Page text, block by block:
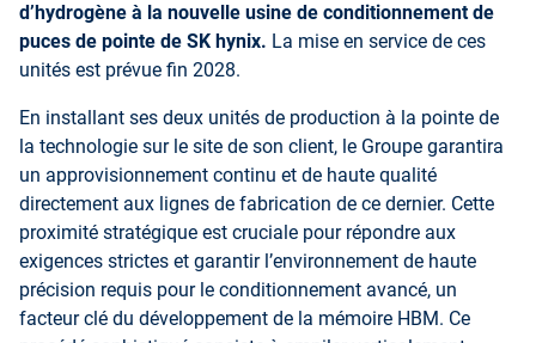
d’hydrogène à la nouvelle usine de conditionnement de
puces de pointe de SK hynix. La mise en service de ces
unités est prévue fin 2028.
En installant ses deux unités de production à la pointe de
la technologie sur le site de son client, le Groupe garantira
un approvisionnement continu et de haute qualité
directement aux lignes de fabrication de ce dernier. Cette
proximité stratégique est cruciale pour répondre aux
exigences strictes et garantir l’environnement de haute
précision requis pour le conditionnement avancé, un
facteur clé du développement de la mémoire HBM. Ce